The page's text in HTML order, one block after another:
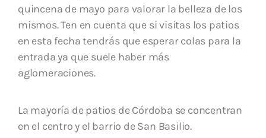
quincena de mayo para valorar la belleza de los
mismos. Ten en cuenta que si visitas los patios
en esta fecha tendrás que esperar colas para la
entrada ya que suele haber más
aglomeraciones.
La mayoría de patios de Córdoba se concentran
en el centro y el barrio de San Basilio.